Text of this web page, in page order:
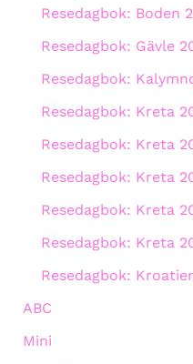
Resedagbok: Boden
Resedagbok: Gävle
Resedagbok:
Resedagbok: Kreta
Resedagbok: Kreta
Resedagbok: Kreta
Resedagbok: Kreta
Resedagbok: Kreta
Resedagbok:
ABC
Mini